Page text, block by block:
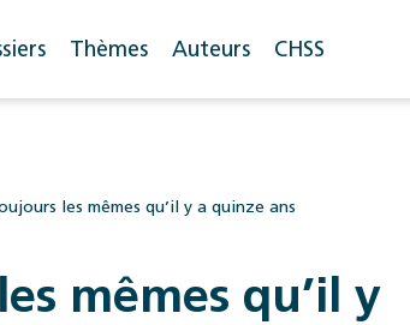
Thèmes Auteurs CHSS
les mêmes qu’il y a quinze ans
mêmes qu’il y